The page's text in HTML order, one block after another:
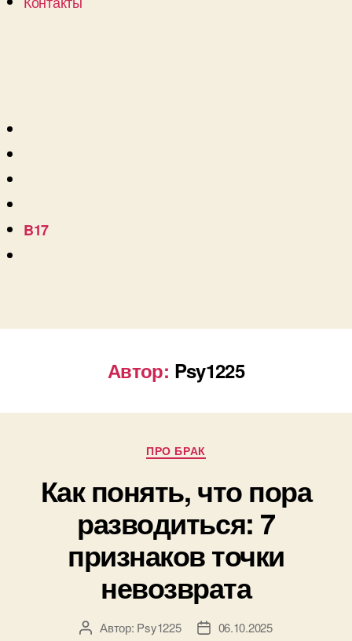
B17
Автор: Psy1225
ПРО БРАК
Как понять, что пора
разводиться: 7
признаков точки
невозврата
Автор: Psy1225
06.10.2025